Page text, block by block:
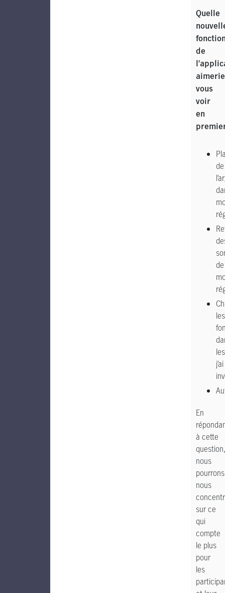
Quelle
de
vous
voir
en
de
de
les
j’ai
En
à cette
question,
nous
pourrons
nous
sur ce
qui
compte
le plus
pour
les